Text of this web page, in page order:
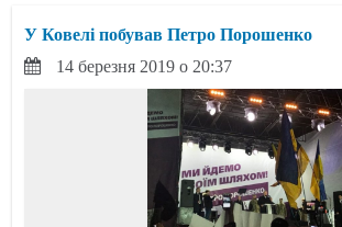
У Ковелі побував Петро Порошенко
14 березня 2019 о 20:37